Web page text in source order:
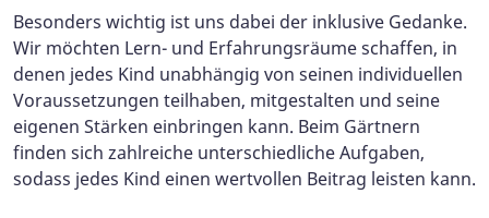
Besonders wichtig ist uns dabei der inklusive Gedanke.
Wir möchten Lern- und Erfahrungsräume schaffen, in
denen jedes Kind unabhängig von seinen individuellen
Voraussetzungen teilhaben, mitgestalten und seine
eigenen Stärken einbringen kann. Beim Gärtnern
finden sich zahlreiche unterschiedliche Aufgaben,
sodass jedes Kind einen wertvollen Beitrag leisten kann.